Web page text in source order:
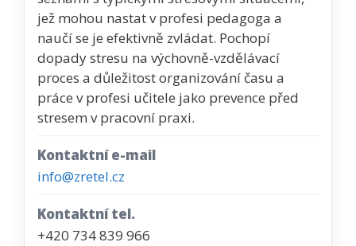
jež mohou nastat v profesi pedagoga a
naučí se je efektivně zvládat. Pochopí
dopady stresu na výchovně-vzdělávací
proces a důležitost organizování času a
práce v profesi učitele jako prevence před
stresem v pracovní praxi.
Kontaktní e-mail
info@zretel.cz
Kontaktní tel.
+420 734 839 966